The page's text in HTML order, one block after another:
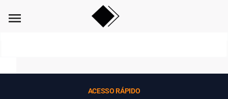
menu
ACESSO RÁPIDO